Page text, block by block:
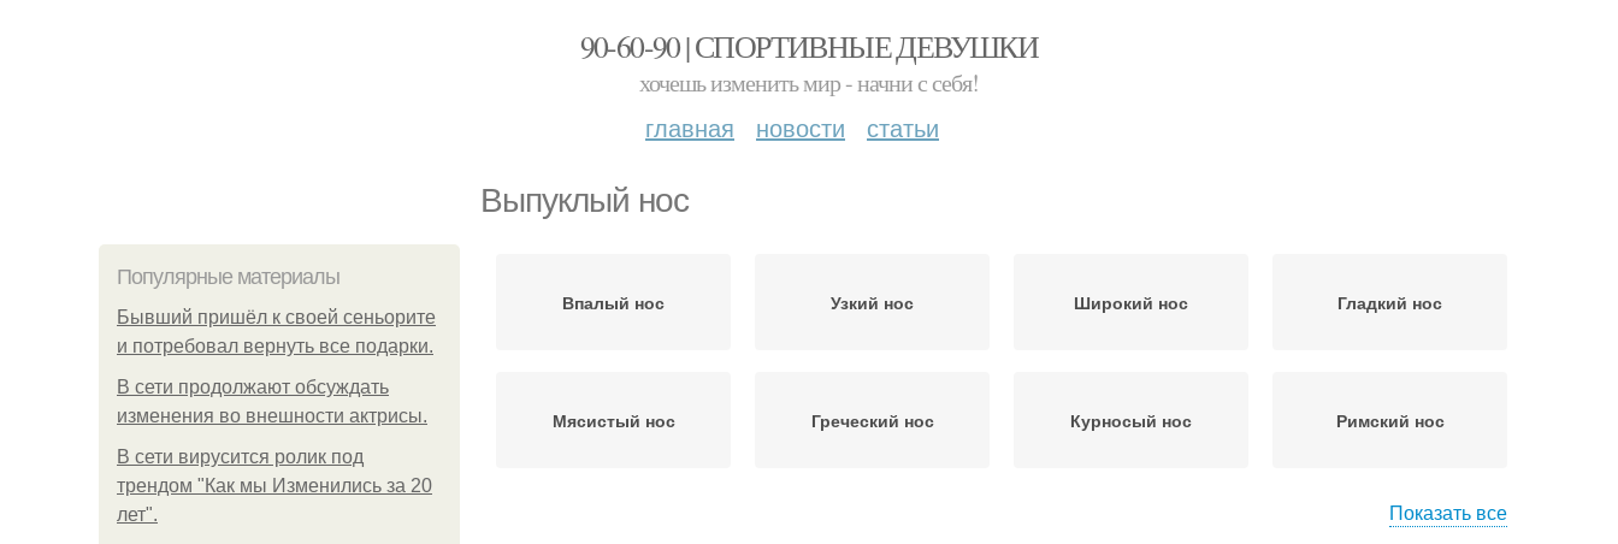
90-60-90 | СПОРТИВНЫЕ ДЕВУШКИ
хочешь изменить мир - начни с себя!
главная новости статьи
Выпуклый нос
Популярные материалы
Бывший пришёл к своей сеньорите
и потребовал вернуть все подарки.
В сети продолжают обсуждать
изменения во внешности актрисы.
В сети вирусится ролик под
трендом "Как мы Изменились за 20
лет".
Впалый нос Узкий нос Широкий нос Гладкий нос
Мясистый нос Греческий нос Курносый нос Римский нос
Показать все